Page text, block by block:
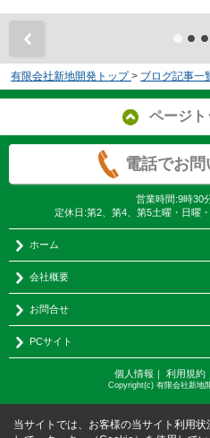
有限会社新地開発トップ > ブログ記事一
ページト
電話でお
営業時間:9時30
定休日:第2、第4、第5土曜・日曜
ホーム
会社概要
お問合せ
PCサイト
個人情報 ｜ 利用規約
Copyright(c) 有限会社新地
当サイトでは、お客様の当サイト利用